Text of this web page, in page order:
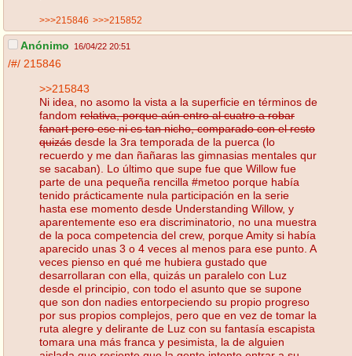
>>>215846 >>>215852
Anónimo 16/04/22 20:51
/#/ 215846
>>215843
Ni idea, no asomo la vista a la superficie en términos de
fandom relativa, porque aún entro al cuatro a robar
fanart pero ese ni es tan nicho, comparado con el resto
quizás desde la 3ra temporada de la puerca (lo
recuerdo y me dan ñañaras las gimnasias mentales qur
se sacaban). Lo último que supe fue que Willow fue
parte de una pequeña rencilla #metoo porque había
tenido prácticamente nula participación en la serie
hasta ese momento desde Understanding Willow, y
aparentemente eso era discriminatorio, no una muestra
de la poca competencia del crew, porque Amity si había
aparecido unas 3 o 4 veces al menos para ese punto. A
veces pienso en qué me hubiera gustado que
desarrollaran con ella, quizás un paralelo con Luz
desde el principio, con todo el asunto que se supone
que son don nadies entorpeciendo su propio progreso
por sus propios complejos, pero que en vez de tomar la
ruta alegre y delirante de Luz con su fantasía escapista
tomara una más franca y pesimista, la de alguien